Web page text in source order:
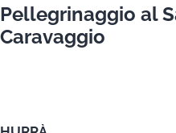
Pellegrinaggio al
Caravaggio